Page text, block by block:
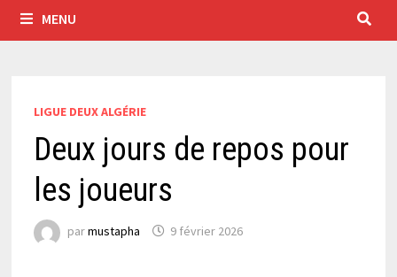
MENU
LIGUE DEUX ALGÉRIE
Deux jours de repos pour
les joueurs
parmustapha 9 février 2026